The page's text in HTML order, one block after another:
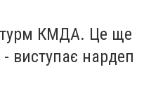
КМДА. Це ще
виступає нардеп